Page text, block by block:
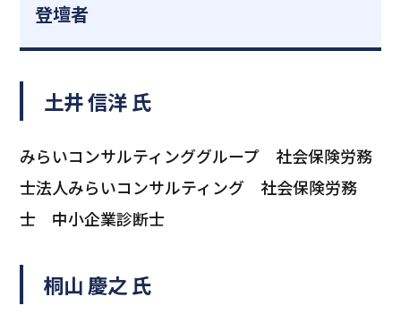
登壇者
土井 信洋 氏
みらいコンサルティンググループ 社会保険労務
士法人みらいコンサルティング 社会保険労務
士 中小企業診断士
桐山 慶之 氏